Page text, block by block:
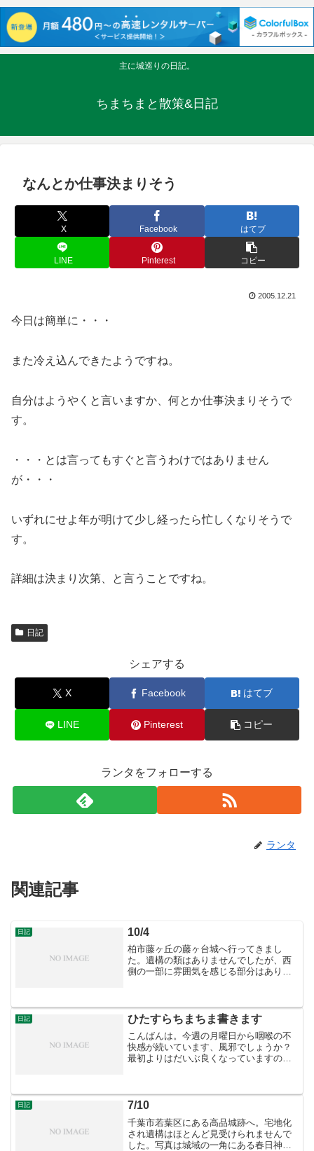
主に城巡りの日記。
ちまちまと散策&日記
なんとか仕事決まりそう
X Facebook はてブ
LINE Pinterest コピー
2005.12.21
今日は簡単に・・・
また冷え込んできたようですね。
自分はようやくと言いますか、何とか仕事決まりそうで
す。
・・・とは言ってもすぐと言うわけではありません
が・・・
いずれにせよ年が明けて少し経ったら忙しくなりそうで
す。
詳細は決まり次第、と言うことですね。
日記
シェアする
X Facebook はてブ
LINE Pinterest コピー
ランタをフォローする
ランタ
関連記事
日記 10/4
柏市藤ヶ丘の藤ヶ台城へ行ってきまし
た。遺構の類はありませんでしたが、西
側の一部に雰囲気を感じる部分はありま
日記 ひたすらちまちま書きます
こんばんは。今週の月曜日から咽喉の不
快感が続いています、風邪でしょうか？
最初よりはだいぶ良くなっていますの
した、先週の土曜日は夕方まで寝込んで
しまいましたので今回はグス...
日記 7/10
千葉市若葉区にある高品城跡へ。宅地化
され遺構はほとんど見受けられませんで
した。写真は城域の一角にある春日神社